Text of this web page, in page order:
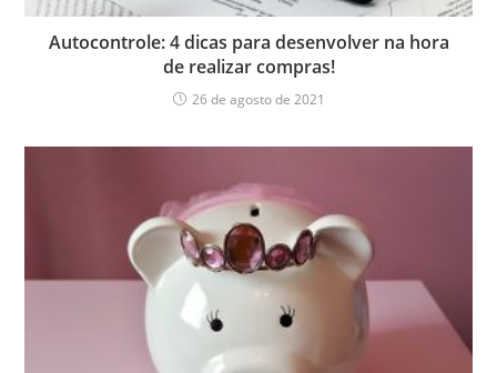
Autocontrole: 4 dicas para desenvolver na hora
de realizar compras!
26 de agosto de 2021